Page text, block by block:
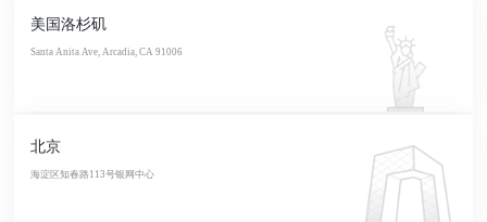
美国洛杉矶
Santa Anita Ave, Arcadia, CA 91006
北京
海淀区知春路113号银网中心